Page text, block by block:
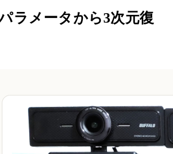
ラメータから3次元復